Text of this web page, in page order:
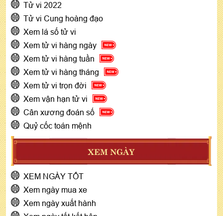
Tử vi 2022
Tử vi Cung hoàng đạo
Xem lá số tử vi
Xem tử vi hàng ngày
Xem tử vi hàng tuần
Xem tử vi hàng tháng
Xem tử vi trọn đời
Xem vận hạn tử vi
Cân xương đoán số
Quỷ cốc toán mệnh
XEM NGÀY
XEM NGÀY TỐT
Xem ngày mua xe
Xem ngày xuất hành